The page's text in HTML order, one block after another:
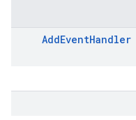
AddEventHandler